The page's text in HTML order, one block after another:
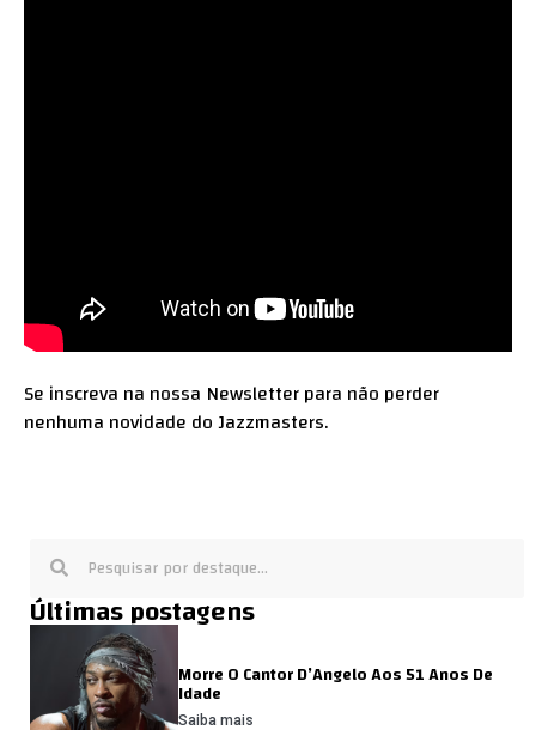
Se inscreva na nossa Newsletterpara não perder
nenhuma novidade do Jazzmasters.
Últimas postagens
Morre O Cantor D’Angelo Aos 51 Anos De
Idade
Saiba mais